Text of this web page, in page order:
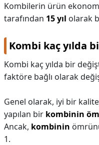
Kombilerin ürün
tarafından 15 yıl olarak
Kombi kaç yılda
Kombi kaç yılda bir
faktöre bağlı olarak
Genel olarak, iyi bir
yapılan bir kombinin
Ancak, kombinin
1.